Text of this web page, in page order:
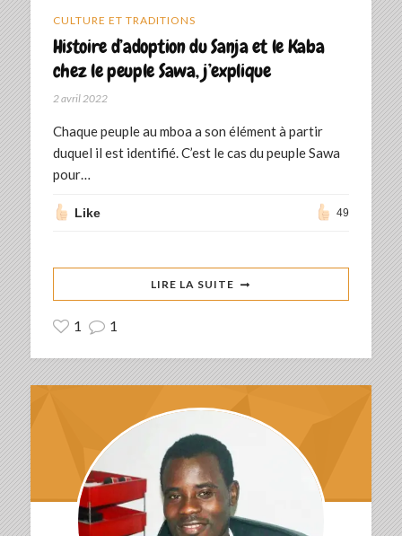
CULTURE ET TRADITIONS
Histoire d’adoption du Sanja et le Kaba
chez le peuple Sawa, j’explique
2 avril 2022
Chaque peuple au mboa a son élément à partir
duquel il est identifié. C’est le cas du peuple Sawa
pour…
Like 49
LIRE LA SUITE
1 1